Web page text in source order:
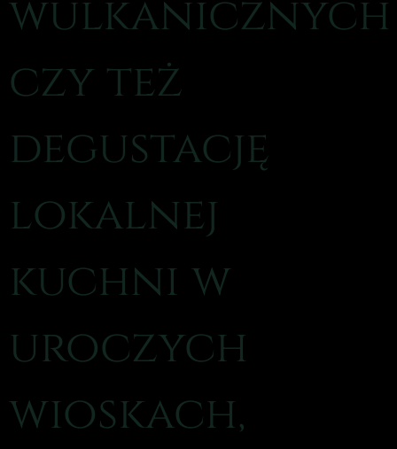
wulkanicznych
czy też
degustację
lokalnej
kuchni w
uroczych
wioskach,